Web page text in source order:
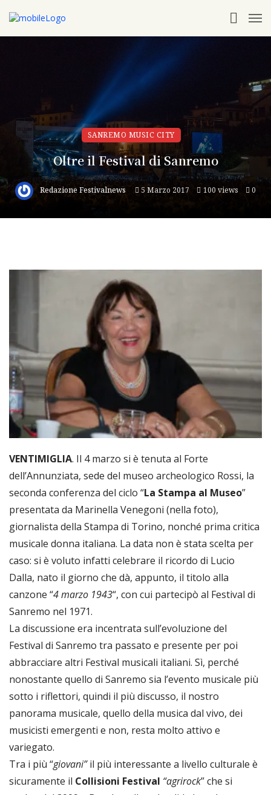
SANREMO MUSIC CITY
Oltre il Festival di Sanremo
Redazione Festivalnews 5 Marzo 2017 100 views 0
VENTIMIGLIA. Il 4 marzo si è tenuta al Forte
dell’Annunziata, sede del museo archeologico Rossi, la
seconda conferenza del ciclo “La Stampa al Museo”
presentata da Marinella Venegoni (nella foto),
giornalista della Stampa di Torino, nonché prima critica
musicale donna italiana. La data non è stata scelta per
caso: si è voluto infatti celebrare il ricordo di Lucio
Dalla, nato il giorno che dà, appunto, il titolo alla
canzone “4 marzo 1943“, con cui partecipò al Festival di
Sanremo nel 1971.
La discussione era incentrata sull’evoluzione del
Festival di Sanremo tra passato e presente per poi
abbracciare altri Festival musicali italiani. Sì, perché
nonostante quello di Sanremo sia l’evento musicale più
sotto i riflettori, quindi il più discusso, il nostro
panorama musicale, quello della musica dal vivo, dei
musicisti emergenti e non, resta molto attivo e
variegato.
Tra i più “giovani”il più interessante a livello culturale è
sicuramente il Collisioni Festival “agrirock” che si